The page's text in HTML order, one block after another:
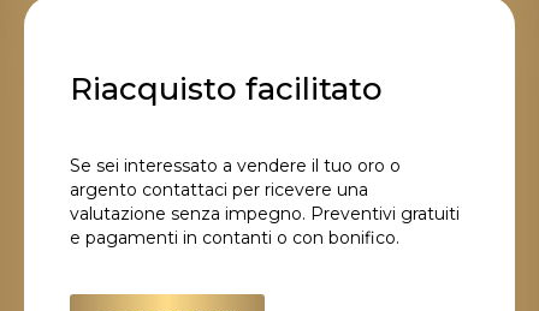
Riacquisto facilitato
Se sei interessato a vendere il tuo oro o
argento contattaci per ricevere una
valutazione senza impegno. Preventivi gratuiti
e pagamenti in contanti o con bonifico.